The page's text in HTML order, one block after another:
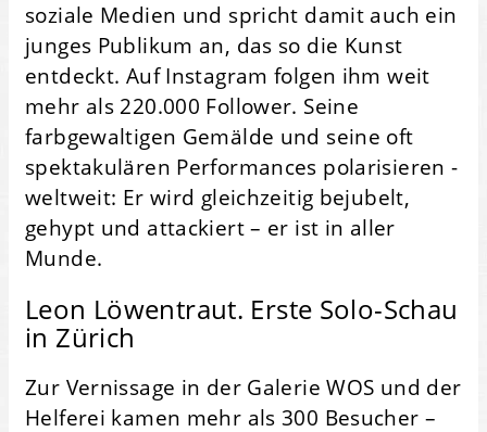
soziale Medien und spricht damit auch ein
junges Publikum an, das so die Kunst
entdeckt. Auf Instagram folgen ihm weit
mehr als 220.000 Follower. Seine
farbgewaltigen Gemälde und seine oft
spektakulären Performances polarisieren -
weltweit: Er wird gleichzeitig bejubelt,
gehypt und attackiert – er ist in aller
Munde.
Leon Löwentraut. Erste Solo-Schau
in Zürich
Zur Vernissage in der Galerie WOS und der
Helferei kamen mehr als 300 Besucher –